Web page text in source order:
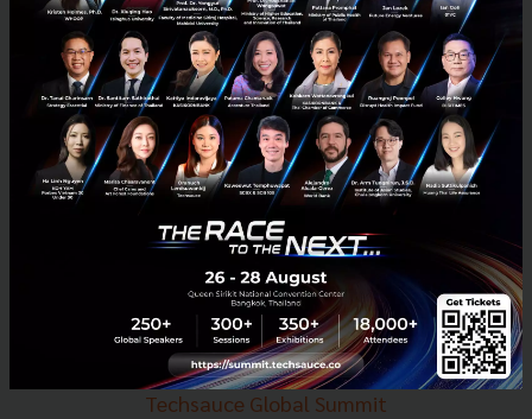
E-mail :contact@techsauce.co
Tel : 02-001-5375
Mobile : 06-4658-9500
Techsauce Media
About Techsauce
Techsauce Services
Privacy Policy
ส่งบทความ
Techsauce Global Summit